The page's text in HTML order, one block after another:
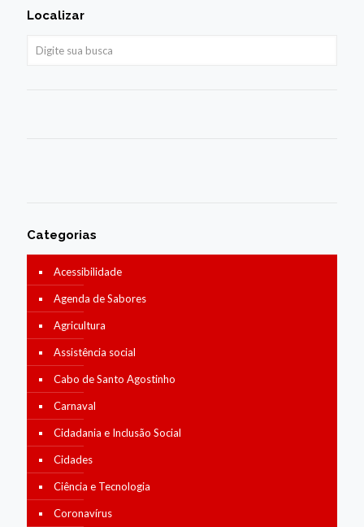
Localizar
Categorias
Acessibilidade
Agenda de Sabores
Agricultura
Assistência social
Cabo de Santo Agostinho
Carnaval
Cidadania e Inclusão Social
Cidades
Ciência e Tecnologia
Coronavírus